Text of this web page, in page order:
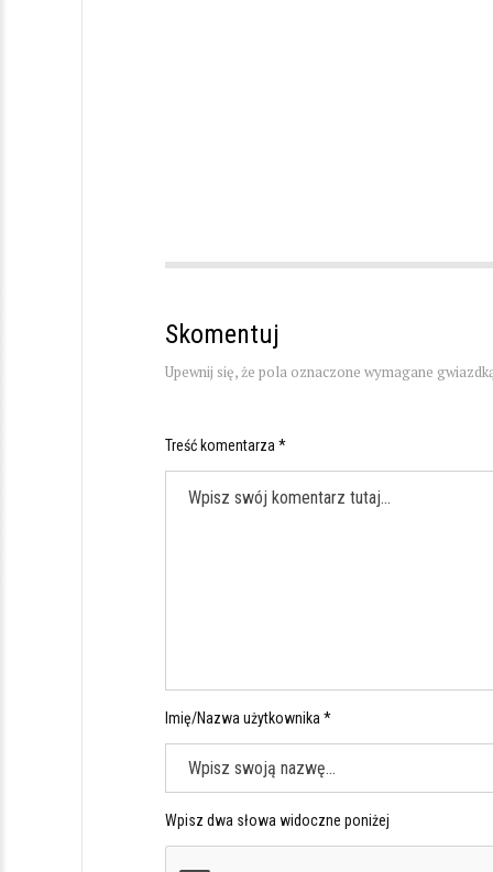
Skomentuj
Upewnij się, że pola oznaczone wymagane
Treść komentarza *
Imię/Nazwa użytkownika *
Wpisz dwa słowa widoczne poniżej